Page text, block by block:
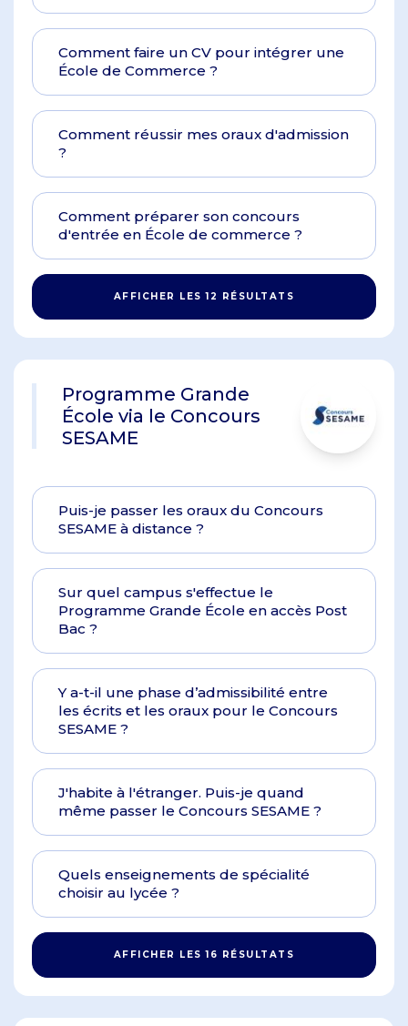
Comment faire un CV pour intégrer une
École de Commerce ?
Comment réussir mes oraux d'admission
?
Comment préparer son concours
d'entrée en École de commerce ?
AFFICHER LES 12 RÉSULTATS
Programme Grande
École via le Concours
SESAME
Puis-je passer les oraux du Concours
SESAME à distance ?
Sur quel campus s'effectue le
Programme Grande École en accès Post
Bac ?
Y a-t-il une phase d’admissibilité entre
les écrits et les oraux pour le Concours
SESAME ?
J'habite à l'étranger. Puis-je quand
même passer le Concours SESAME ?
Quels enseignements de spécialité
choisir au lycée ?
AFFICHER LES 16 RÉSULTATS